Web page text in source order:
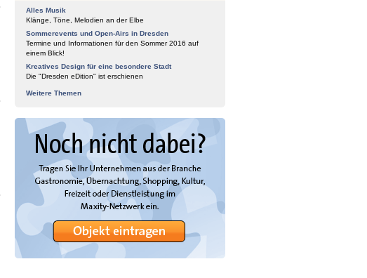
Alles Musik
Klänge, Töne, Melodien an der Elbe
Sommerevents und Open-Airs in Dresden
Termine und Informationen für den Sommer 2016 auf
einem Blick!
Kreatives Design für eine besondere Stadt
Die "Dresden eDition" ist erschienen
Weitere Themen